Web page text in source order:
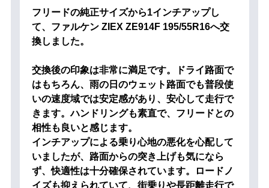
フリードの純正サイズから1インチアップし
て、ファルケン ZIEX ZE914F 195/55R16へ交
換しました。
交換後の印象は非常に満足です。ドライ路面で
はもちろん、雨の日のウェット路面でも普段使
いの速度域では安定感があり、安心して走行で
きます。ハンドリングも素直で、フリードとの
相性も良いと感じます。
インチアップによる乗り心地の悪化を心配して
いましたが、路面からの突き上げも気になら
ず、快適性は十分確保されています。ロードノ
イズも抑えられていて、街乗りや長距離走行で